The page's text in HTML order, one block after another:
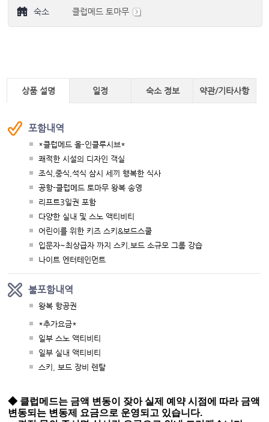
숙소
클럽메드 토마무
상품 설명 일정 숙소 정보 약관/기타사항
포함내역
*클럽메드 올-인클루시브*
쾌적한 시설의 디자인 객실
조식,중식,석식 삼시 세끼 행복한 식사
공항-클럽메드 토마무 왕복 송영
리프트3일권 포함
다양한 실내 및 스노 액티비티
어린이를 위한 키즈 스키&보드스쿨
입문자~최상급자 까지 스키,보드 소규모 그룹 강습
나이트 엔터테인먼트
불포함내역
왕복 항공권
*추가요금*
일부 스노 액티비티
일부 실내 액티비티
스키, 보드 장비 렌탈
◆ 클럽메드는 금액 변동이 잦아 실제 예약 시점에 따라 금액
변동되는 변동제 요금으로 운영되고 있습니다.